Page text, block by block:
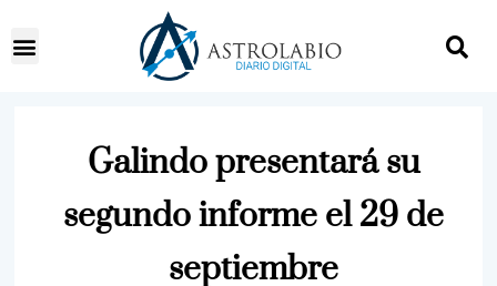
Galindo presentará su
segundo informe el 29 de
septiembre